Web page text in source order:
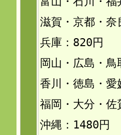
滋賀・京都・
兵庫：820円
岡山・広島・
香川・徳島・
福岡・大分・
沖縄：1480円